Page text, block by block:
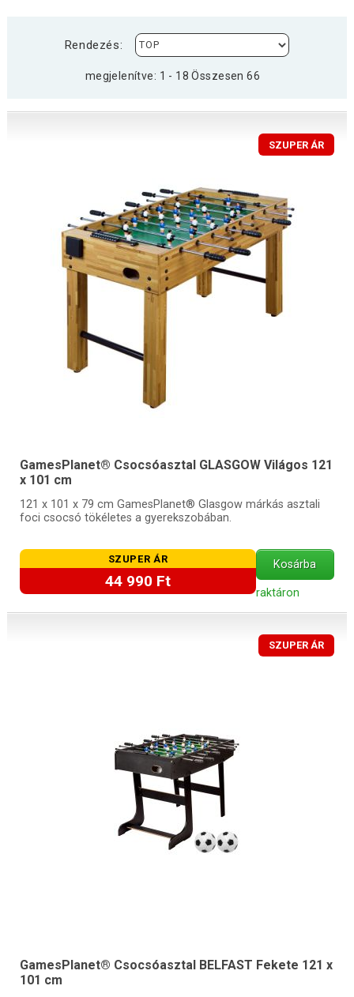
Rendezés:
megjelenítve: 1 - 18 Összesen 66
SZUPER ÁR
GamesPlanet® Csocsóasztal GLASGOW Világos 121
x 101 cm
121 x 101 x 79 cm GamesPlanet® Glasgow márkás asztali
foci csocsó tökéletes a gyerekszobában.
SZUPER ÁR
44 990 Ft
Kosárba
raktáron
SZUPER ÁR
GamesPlanet® Csocsóasztal BELFAST Fekete 121 x
101 cm